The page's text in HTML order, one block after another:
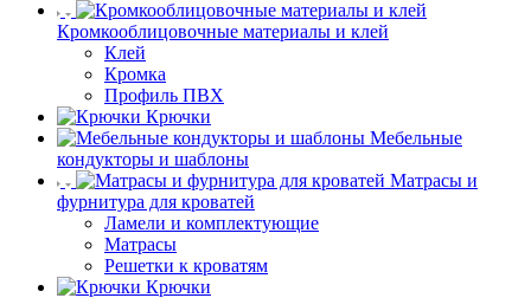
Кромкооблицовочные материалы и клей
Клей
Кромка
Профиль ПВХ
Крючки
Мебельные
кондукторы и шаблоны
Матрасы и
фурнитура для кроватей
Ламели и комплектующие
Матрасы
Решетки к кроватям
Крючки